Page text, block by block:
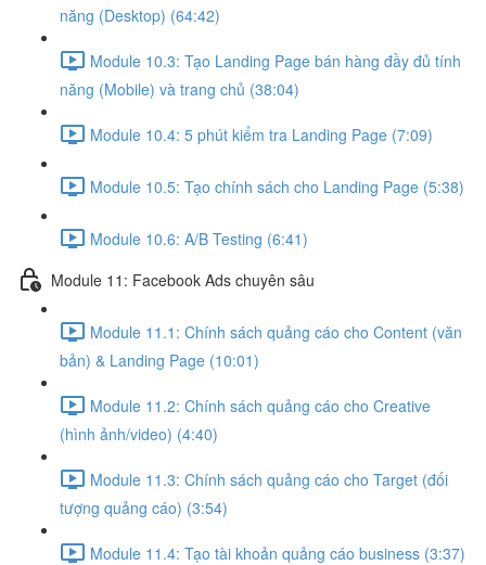
năng (Desktop) (64:42)
Module 10.3: Tạo Landing Page bán hàng đầy đủ tính
năng (Mobile) và trang chủ (38:04)
Module 10.4: 5 phút kiểm tra Landing Page (7:09)
Module 10.5: Tạo chính sách cho Landing Page (5:38)
Module 10.6: A/B Testing (6:41)
Module 11: Facebook Ads chuyên sâu
Module 11.1: Chính sách quảng cáo cho Content (văn
bản) & Landing Page (10:01)
Module 11.2: Chính sách quảng cáo cho Creative
(hình ảnh/video) (4:40)
Module 11.3: Chính sách quảng cáo cho Target (đối
tượng quảng cáo) (3:54)
Module 11.4: Tạo tài khoản quảng cáo business (3:37)